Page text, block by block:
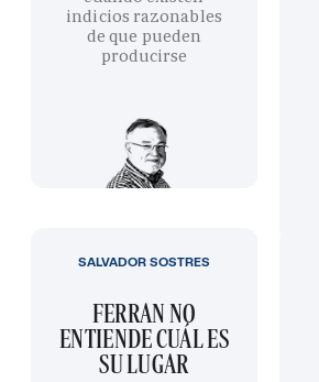
indicios razonables
de que pueden
producirse
FERRAN NO
ENTIENDE CUÁL ES
SU LUGAR
SALVADOR SOSTRES